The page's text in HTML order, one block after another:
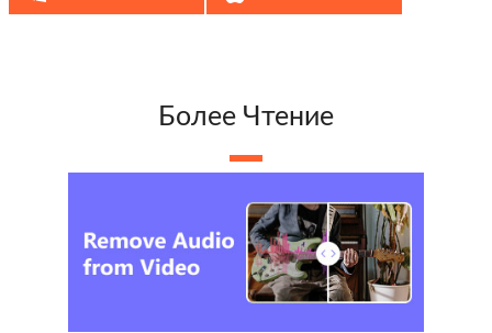
Более Чтение